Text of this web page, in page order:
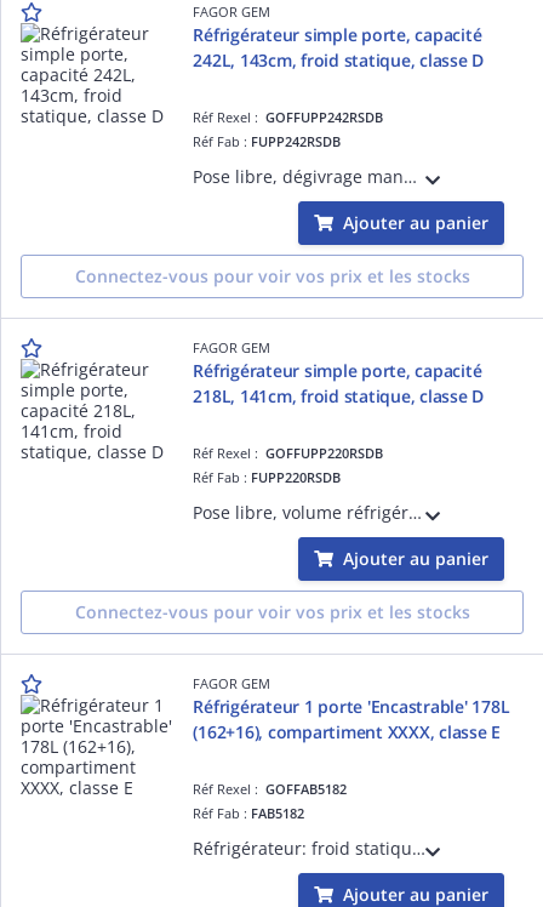
FAGOR GEM
Réfrigérateur simple porte, capacité
242L, 143cm, froid statique, classe D
Réf Rexel :GOFFUPP242RSDB
Réf Fab : FUPP242RSDB
Pose libre, dégivrage manuel, thermostat mécanique, 4 clayettes, 4 balconnets transparents, 1 dessus de bac à légumes, 1 bac à légumes, poignée externe, porte réversible, autonomie en cas de coupure de courant: 10H
Ajouter au panier
Connectez-vous pour voir vos prix et les stocks
FAGOR GEM
Réfrigérateur simple porte, capacité
218L, 141cm, froid statique, classe D
Réf Rexel :GOFFUPP220RSDB
Réf Fab : FUPP220RSDB
Pose libre, volume réfrigérateur 194L, volume congélateur 24L, dégivrage manuel, thermostat mécanique, 3 clayettes, 4 balconnets transparents, 1 dessus de bac à légumes, 1 bac à légumes, poignée externe, porte réversible
Ajouter au panier
Connectez-vous pour voir vos prix et les stocks
FAGOR GEM
Réfrigérateur 1 porte 'Encastrable' 178L
(162+16), compartiment XXXX, classe E
Réf Rexel :GOFFAB5182
Réf Fab : FAB5182
Réfrigérateur: froid statique, dégivrage automatique, thermostat mécanique, éclairage : LED, 3 clayettes verre, 3 balconnets, 1 dessus de bac à légumes, 1 bac à légumes, contre-porte non modulable, congélateur dégivrage manuel
Ajouter au panier